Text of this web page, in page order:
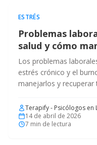
ESTRÉS
Problemas
salud y cómo
Los problemas
estrés crónico y el
manejarlos y
Terapify - Psicólogos en
14 de abril de 2026
7 min de lectura